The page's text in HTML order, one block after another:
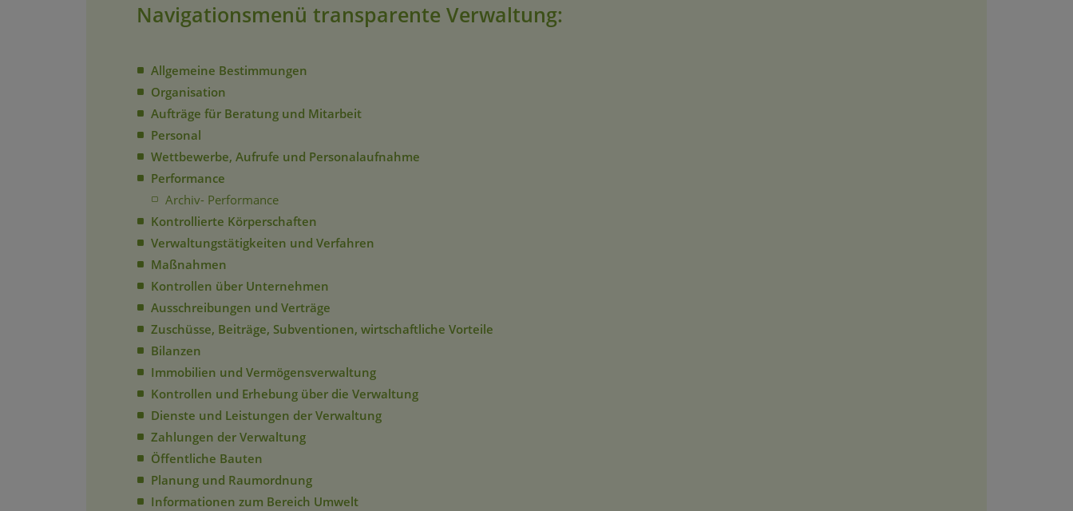
Navigationsmenü transparente Verwaltung:
Allgemeine Bestimmungen
Organisation
Aufträge für Beratung und Mitarbeit
Personal
Wettbewerbe, Aufrufe und Personalaufnahme
Performance
Archiv- Performance
Kontrollierte Körperschaften
Verwaltungstätigkeiten und Verfahren
Maßnahmen
Kontrollen über Unternehmen
Ausschreibungen und Verträge
Zuschüsse, Beiträge, Subventionen, wirtschaftliche Vorteile
Bilanzen
Immobilien und Vermögensverwaltung
Kontrollen und Erhebung über die Verwaltung
Dienste und Leistungen der Verwaltung
Zahlungen der Verwaltung
Öffentliche Bauten
Planung und Raumordnung
Informationen zum Bereich Umwelt